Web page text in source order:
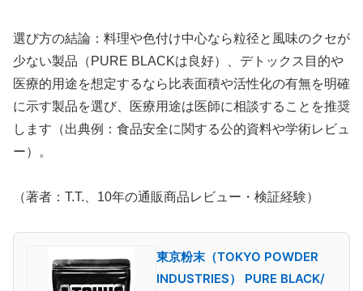
選び方の結論：料理や色付け中心なら粒径と風味のクセが
少ない製品（PURE BLACKは良好）、デトックス目的や
医療的用途を想定するなら比表面積や活性化の有無を明確
に示す製品を選び、医療用途は医師に相談することを推奨
します（出典例：食品安全に関する公的資料や学術レビュ
ー）。
（著者：T.T.、10年の通販商品レビュー・検証経験）
東京粉末（TOKYO POWDER
INDUSTRIES） PURE BLACK/